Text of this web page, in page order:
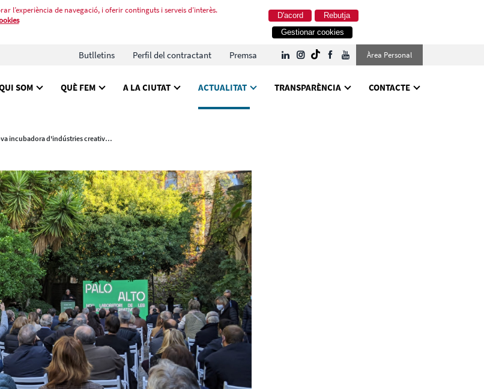
l’experiència de navegació, i oferir continguts i serveis d’interès.
Rebutja
D'acord
Gestionar cookies
Butlletins Perfil del contractant Premsa Àrea Personal
SOM QUÈ FEM A LA CIUTAT ACTUALITAT TRANSPARÈNCIA CONTACTE
Palo Alto acull la nova incubadora d'indústries creatives de Barcelona